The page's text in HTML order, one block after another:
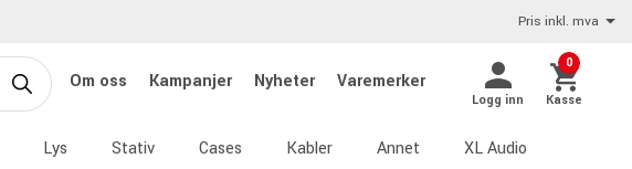
Pris inkl. mva
Om oss Kampanjer Nyheter Varemerker
Logg inn
0
Kasse
Lys Stativ Cases Kabler Annet XL Audio